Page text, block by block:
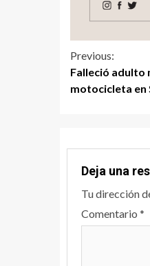
Previous:
Falleció adulto
motocicleta en
Deja una
Tu dirección
Comentario *